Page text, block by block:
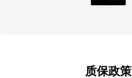
质保政策